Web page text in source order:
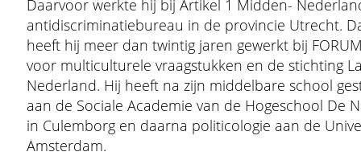
Daarvoor werkte hij bij Artikel 1 Midden-
antidiscriminatiebureau in de provincie Utrecht.
heeft hij meer dan twintig jaren gewerkt bij
voor multiculturele vraagstukken en de stichting
Nederland. Hij heeft na zijn middelbare school
aan de Sociale Academie van de Hogeschool De
in Culemborg en daarna politicologie aan de
Amsterdam.